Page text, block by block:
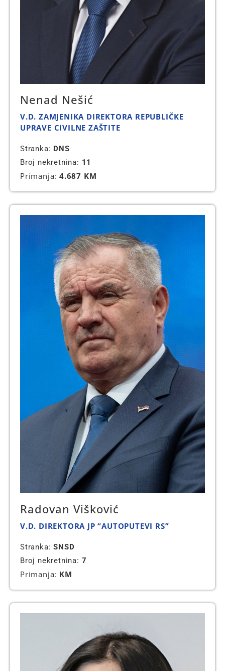
Nenad Nešić
V.D. ZAMJENIKA DIREKTORA REPUBLIČKE
UPRAVE CIVILNE ZAŠTITE
Stranka: DNS
Broj nekretnina: 11
Primanja: 4.687 KM
Radovan Višković
V.D. DIREKTORA JP “AUTOPUTEVI RS”
Stranka:SNSD
Broj nekretnina: 7
Primanja: KM